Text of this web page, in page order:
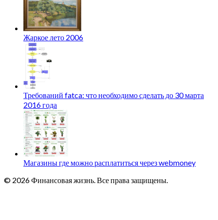
Жаркое лето 2006
Требований fatca: что необходимо сделать до 30 марта
2016 года
Магазины где можно расплатиться через webmoney
© 2026 Финансовая жизнь. Все права защищены.